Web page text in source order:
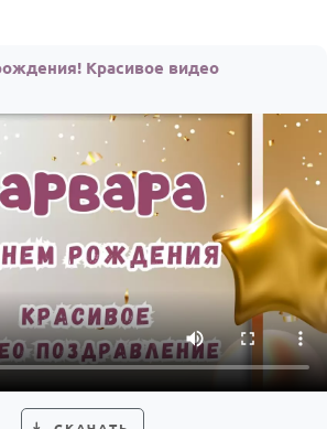
Красивое видео